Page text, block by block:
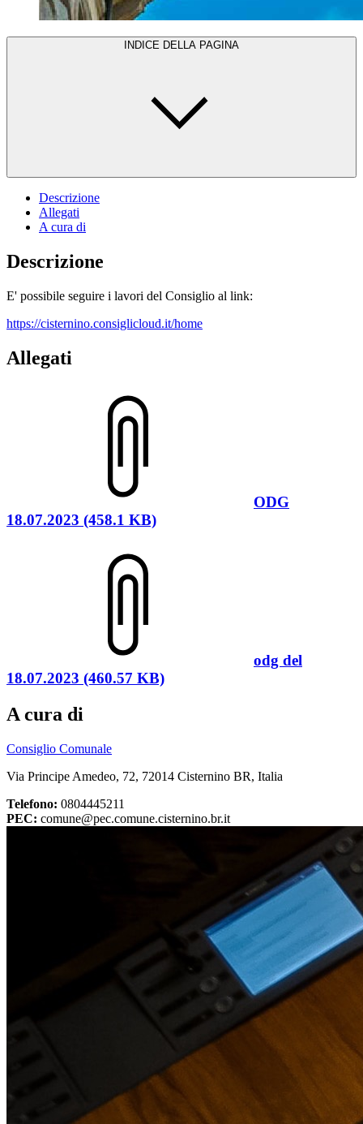
INDICE DELLA PAGINA
Descrizione
Allegati
A cura di
Descrizione
E' possibile seguire i lavori del Consiglio al link:
https://cisternino.consiglicloud.it/home
Allegati
ODG
18.07.2023 (458.1 KB)
odg del
18.07.2023 (460.57 KB)
A cura di
Consiglio Comunale
Via Principe Amedeo, 72, 72014 Cisternino BR, Italia
Telefono: 0804445211
PEC: comune@pec.comune.cisternino.br.it